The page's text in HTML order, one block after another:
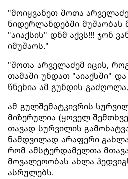
"მოიყვანეთ შოთა
ნიდერლანდებში მუშაობას
"აიაქსის" დნმ აქვს!!! ჯონ
იმუშაოს."
"შოთა არველაძემ იცის,
თამაში უნდათ "აიაქსში"
წნეხია ამ გუნდის
ამ გულშემატკივრის
მიზერულია (ყოველ
თავად სურვილის
ნამდვილად არაფერი
რომ ამსტერდამელთა
მოვალეოობას ახლა
ასრულებს.